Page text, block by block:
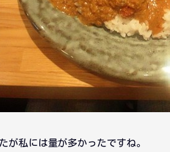
が私には量が多かったですね。